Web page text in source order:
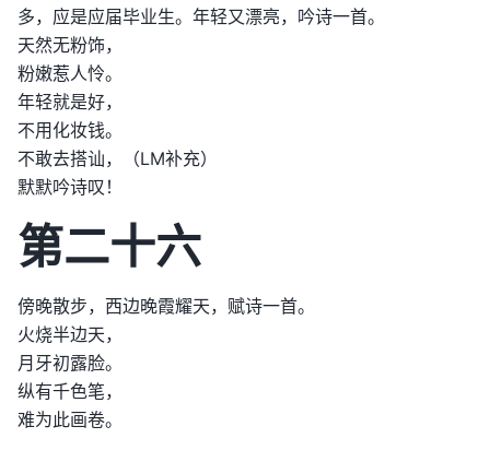
多，应是应届毕业生。年轻又漂亮，吟诗一首。
天然无粉饰，
粉嫩惹人怜。
年轻就是好，
不用化妆钱。
不敢去搭讪，（LM补充）
默默吟诗叹！
第二十六
傍晚散步，西边晚霞耀天，赋诗一首。
火烧半边天，
月牙初露脸。
纵有千色笔，
难为此画卷。